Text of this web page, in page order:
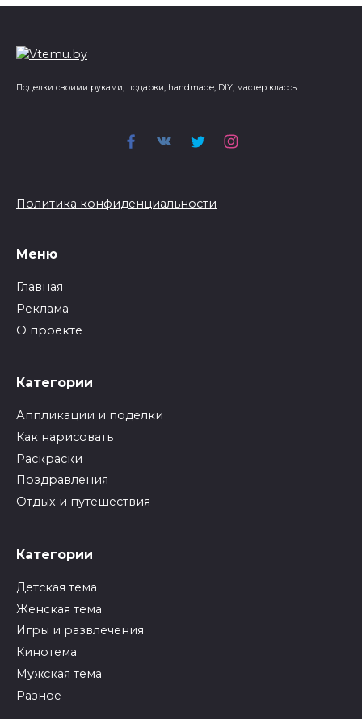
Поделки своими руками, подарки, handmade, DIY, мастер классы
Политика конфиденциальности
Меню
Главная
Реклама
О проекте
Категории
Аппликации и поделки
Как нарисовать
Раскраски
Поздравления
Отдых и путешествия
Категории
Детская тема
Женская тема
Игры и развлечения
Кинотема
Мужская тема
Разное